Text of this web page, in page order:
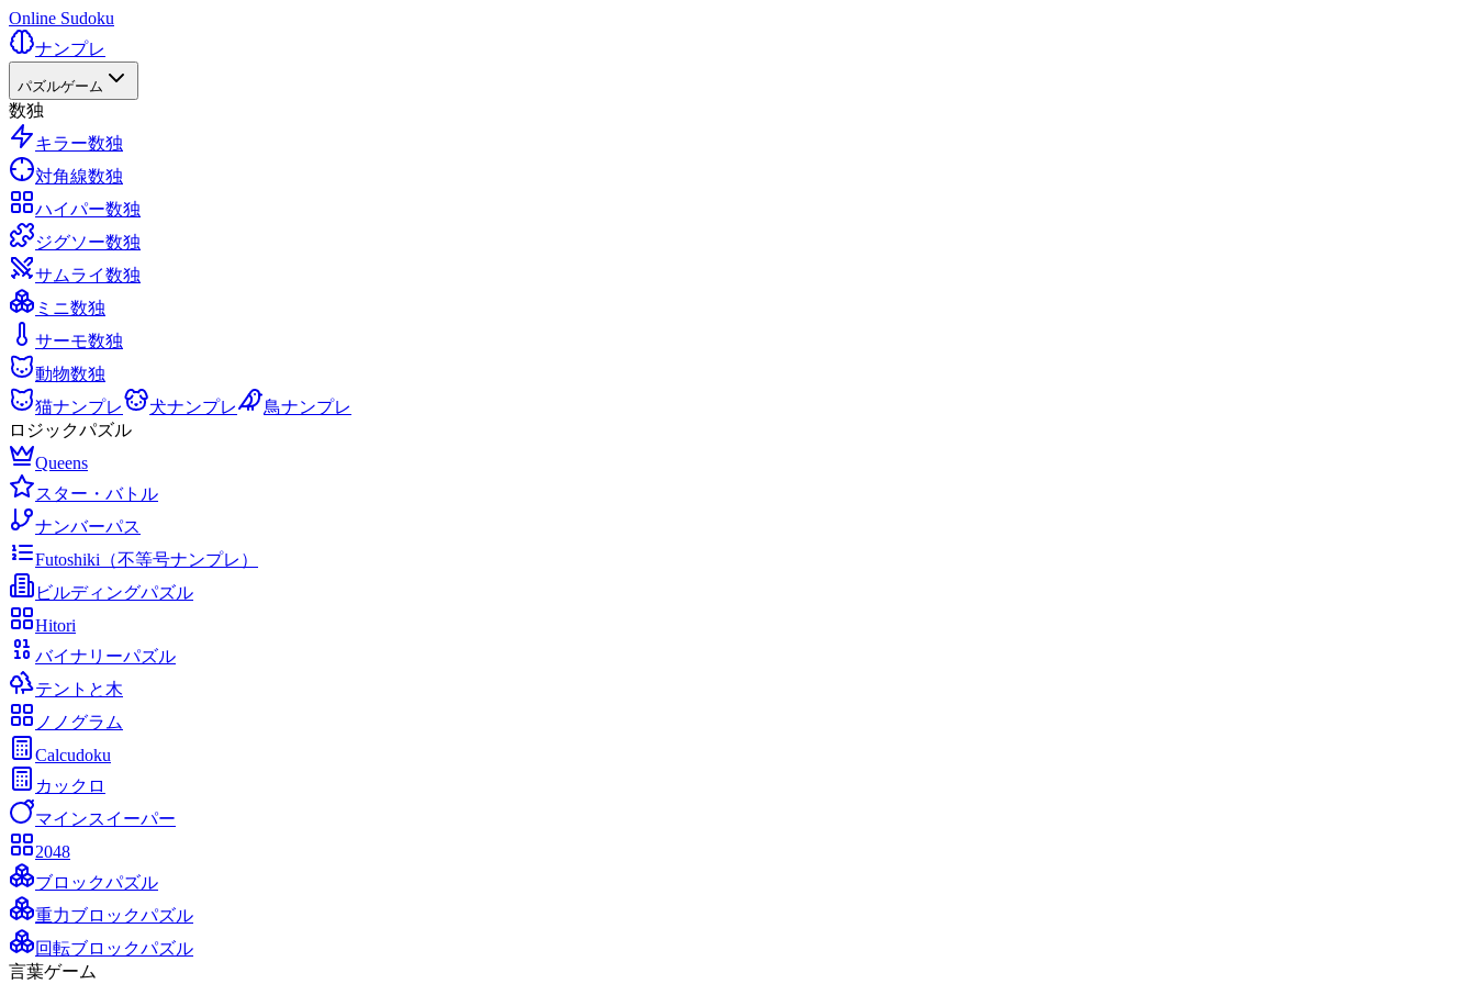
Online Sudoku
ナンプレ
パズルゲーム
数独
キラー数独
対角線数独
ハイパー数独
ジグソー数独
サムライ数独
ミニ数独
サーモ数独
動物数独
猫ナンプレ
犬ナンプレ
鳥ナンプレ
ロジックパズル
Queens
スター・バトル
ナンバーパス
Futoshiki（不等号ナンプレ）
ビルディングパズル
Hitori
バイナリーパズル
テントと木
ノノグラム
Calcudoku
カックロ
マインスイーパー
2048
ブロックパズル
重力ブロックパズル
回転ブロックパズル
言葉ゲーム